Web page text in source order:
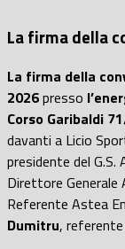
La firma della
La firma della
2026presso
Corso Garibaldi
davanti a Licio
presidente del G.S.
Direttore Generale
Referente Astea
Dumitru,